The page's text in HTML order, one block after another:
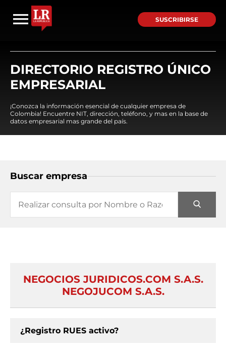
SUSCRIBIRSE
DIRECTORIO REGISTRO ÚNICO
EMPRESARIAL
¡Conozca la información esencial de cualquier empresa de
Colombia! Encuentre NIT, dirección, teléfono, y mas en la base de
datos empresarial mas grande del país.
Buscar empresa
NEGOCIOS JURIDICOS.COM S.A.S.
NEGOJUCOM S.A.S.
¿Registro RUES activo?